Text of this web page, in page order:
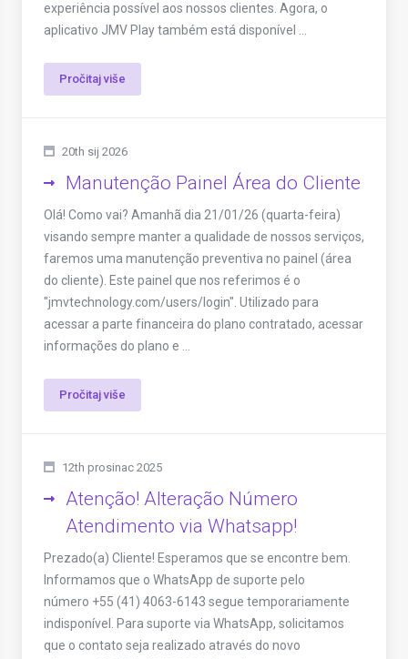
experiência possível aos nossos clientes. Agora, o
aplicativo JMV Play também está disponível ...
Pročitaj više
20th sij 2026
Manutenção Painel Área do Cliente
Olá! Como vai? Amanhã dia 21/01/26 (quarta-feira)
visando sempre manter a qualidade de nossos serviços,
faremos uma manutenção preventiva no painel (área
do cliente). Este painel que nos referimos é o
"jmvtechnology.com/users/login". Utilizado para
acessar a parte financeira do plano contratado, acessar
informações do plano e ...
Pročitaj više
12th prosinac 2025
Atenção! Alteração Número
Atendimento via Whatsapp!
Prezado(a) Cliente! Esperamos que se encontre bem.
Informamos que o WhatsApp de suporte pelo
número +55 (41) 4063-6143 segue temporariamente
indisponível. Para suporte via WhatsApp, solicitamos
que o contato seja realizado através do novo